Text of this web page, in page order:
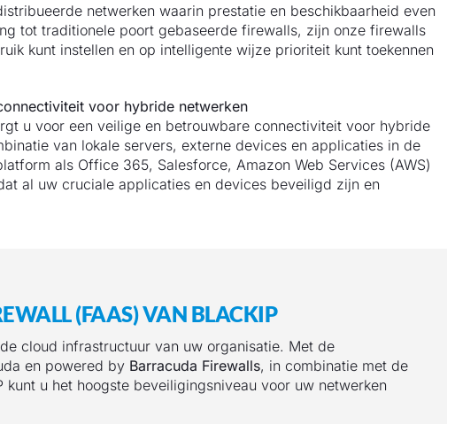
netwerken waarin prestatie en beschikbaarheid even
tot traditionele poort gebaseerde firewalls, zijn onze firewalls
kunt instellen en op intelligente wijze prioriteit kunt toekennen
voor hybride netwerken
u voor een veilige en betrouwbare connectiviteit voor hybride
van lokale servers, externe devices en applicaties in de
als Office 365, Salesforce, Amazon Web Services (AWS)
al uw cruciale applicaties en devices beveiligd zijn en
(FAAS) VAN BLACKIP
cloud infrastructuur van uw organisatie. Met de
en powered by Barracuda Firewalls, in combinatie met de
kunt u het hoogste beveiligingsniveau voor uw netwerken